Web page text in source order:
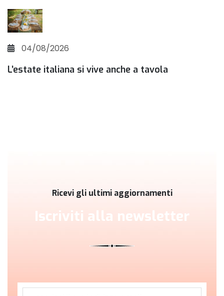
04/08/2026
L’estate italiana si vive anche a tavola
Ricevi gli ultimi aggiornamenti
Iscriviti alla newsletter